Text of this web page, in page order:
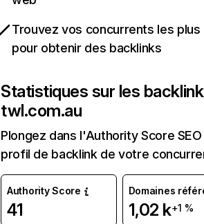
Trouvez vos concurrents les
pour obtenir des backlinks
Statistiques sur les
twl.com.au
Plongez dans l'Authority Score
profil de backlink de votre
Authority Score
41
Domaines
1,02 k+1 %